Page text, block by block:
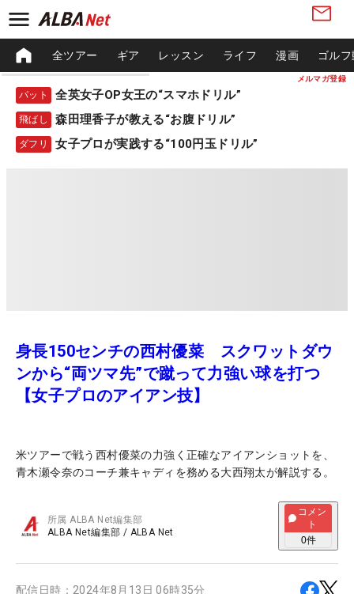
メルマガ登録
全ツアー ギア レッスン ライフ 漫画 ゴル
パット 全英女子OP女王の“スマホドリル”
飛ばし 森田理香子が教える“お腹ドリル”
ダフリ 女子プロが実践する“100円玉ドリル”
身長150センチの西村優菜 スクワットダウ
ンから“両ツマ先”で蹴って力強い球を打つ
【女子プロのアイアン技】
米ツアーで戦う西村優菜の力強く正確なアイアンショットを、
青木瀬令奈のコーチ兼キャディを務める大西翔太が解説する。
所属ALBA Net編集部
ALBA Net編集部 / ALBA Net
コメン
ト
0件
配信日時： 2024年8月13日 06時35分